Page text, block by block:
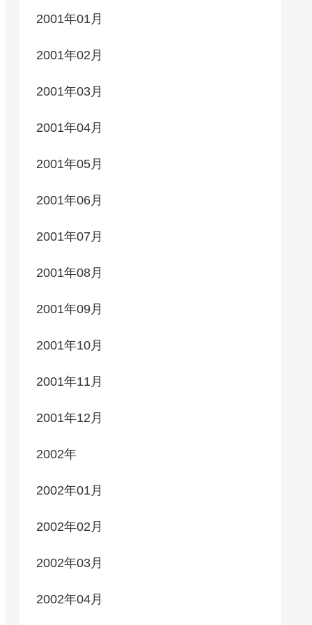
2001年01月
2001年02月
2001年03月
2001年04月
2001年05月
2001年06月
2001年07月
2001年08月
2001年09月
2001年10月
2001年11月
2001年12月
2002年
2002年01月
2002年02月
2002年03月
2002年04月